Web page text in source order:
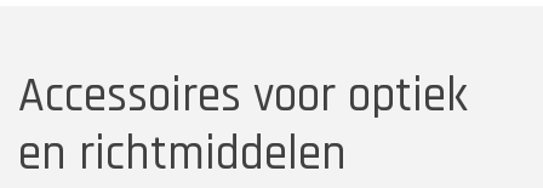
Accessoires voor optiek
en richtmiddelen